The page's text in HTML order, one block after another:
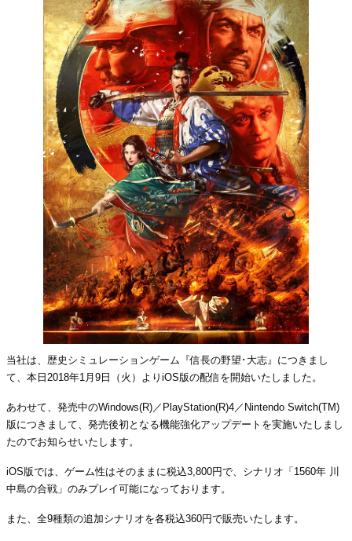
当社は、歴史シミュレーションゲーム『信長の野望･大志』につきまし
て、本日2018年1月9日（火）よりiOS版の配信を開始いたしました。
あわせて、発売中のWindows(R)／PlayStation(R)4／Nintendo Switch(TM)
版につきまして、発売後初となる機能強化アップデートを実施いたしまし
たのでお知らせいたします。
iOS版では、ゲーム性はそのままに税込3,800円で、シナリオ「1560年 川
中島の合戦」のみプレイ可能になっております。
また、全9種類の追加シナリオを各税込360円で販売いたします。